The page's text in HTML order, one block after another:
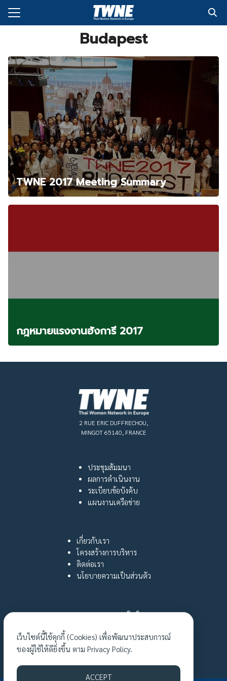
Skip
เรา
มพ์
Budapest
TWNE 2017 Meeting Summary
กฎหมายแรงงานฮังการี 2017
2 RUE ERIC DUFFRECHOU,
MINGOT 65140, FRANCE
ประชุมสัมมนา
ผลการดำเนินงาน
ระเบียบข้อบังคับ
แผนงานเครือข่าย
เกี่ยวกับเรา
โครงสร้างการบริหาร
ติดต่อเรา
นโยบายความเป็นส่วนตัว
กฎหมายและสิทธิ
เรื่องเล่าเงาชีวิต
กิจกรรมล่าสุด
เว็บไซต์นี้ใช้คุกกี้ (Cookies) เพื่อพัฒนาประสบการณ์
ของผู้ใช้ให้ดียิ่งขึ้น ตาม Privacy Policy.
ACCEPT